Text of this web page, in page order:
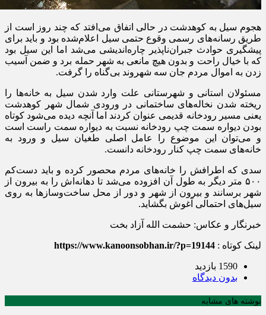
هجوم سیل به کوهدشت در حالی اتفاق می‌افتد که چند روز است از
طریق رسانه‌های رسمی وقوع حتمی سیل اعلام‌شده بود و باید برای
پیشگیری حوادث جبران‌ناپذیر چاره‌اندیشی می‌شد اما این سیل بود
که با خیال راحت و بدون هیچ مانعی به شهر حمله برد و ضمن آسیب
زدن به اموال مردم جان سه شهروند بی‌گناه را گرفت.
مسئولان استانی و شهرستانی علت وارد شدن سیل به خانه‌ها را
ریخته شدن نخاله‌های ساختمانی در ورودی شمال شهر کوهدشت
یعنی مسیر رودخانه قدیمی عنوان کردند اما آنچه دیده می‌شود کوتاه
بودن دیواره سمت چپ رودخانه نسبت به دیواره سمت راست است
و می‌توان این موضوع را عامل اصلی طغیان سیل و ورود به
خانه‌های سمت چپ کنار رودخانه دانست.
سدی که اطرافش را خانه‌های مردم محصور کرده و باید دست‌کم
۵۰۰ متر دیگر به طول آن افزوده می‌شد تا دهانه‌اش را به بیرون از
شهر برسانند و بیرون از شهر و دور از محل ساخت‌وسازها به روی
سیل‌های احتمالی آغوش بگشاید.
خبرنگار و عکاس: حشمت الله آزاد بخت
لینک کوتاه : https://www.kanoonsobhan.ir/?p=19144
1590 بازدید
بدون دیدگاه
نوشته های مشابه